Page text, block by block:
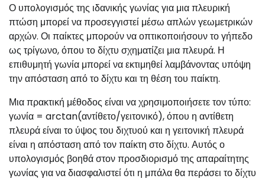
Ο υπολογισμός της ιδανικής γωνίας για μια πλευρική
πτώση μπορεί να προσεγγιστεί μέσω απλών γεωμετρικών
αρχών. Οι παίκτες μπορούν να οπτικοποιήσουν το γήπεδο
ως τρίγωνο, όπου το δίχτυ σχηματίζει μια πλευρά. Η
επιθυμητή γωνία μπορεί να εκτιμηθεί λαμβάνοντας υπόψη
την απόσταση από το δίχτυ και τη θέση του παίκτη.
Μια πρακτική μέθοδος είναι να χρησιμοποιήσετε τον τύπο:
γωνία = arctan(αντίθετο/γειτονικό), όπου η αντίθετη
πλευρά είναι το ύψος του διχτυού και η γειτονική πλευρά
είναι η απόσταση από τον παίκτη στο δίχτυ. Αυτός ο
υπολογισμός βοηθά στον προσδιορισμό της απαραίτητης
γωνίας για να διασφαλιστεί ότι η μπάλα θα περάσει το δίχτυ